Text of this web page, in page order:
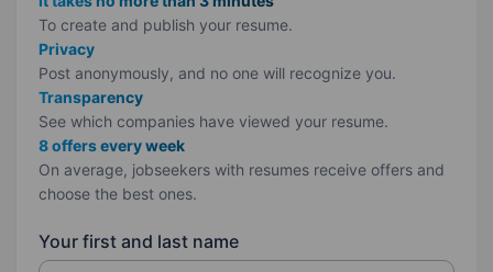
To create and publish your resume.
Privacy
Post anonymously, and no one will recognize you.
Transparency
See which companies have viewed your resume.
8 offers every week
On average, jobseekers with resumes receive offers and
choose the best ones.
Your first and last name